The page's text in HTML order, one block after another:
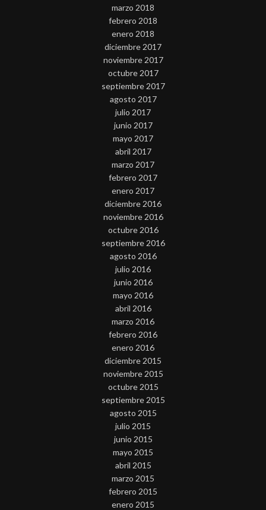
marzo 2018
febrero 2018
enero 2018
diciembre 2017
noviembre 2017
octubre 2017
septiembre 2017
agosto 2017
julio 2017
junio 2017
mayo 2017
abril 2017
marzo 2017
febrero 2017
enero 2017
diciembre 2016
noviembre 2016
octubre 2016
septiembre 2016
agosto 2016
julio 2016
junio 2016
mayo 2016
abril 2016
marzo 2016
febrero 2016
enero 2016
diciembre 2015
noviembre 2015
octubre 2015
septiembre 2015
agosto 2015
julio 2015
junio 2015
mayo 2015
abril 2015
marzo 2015
febrero 2015
enero 2015